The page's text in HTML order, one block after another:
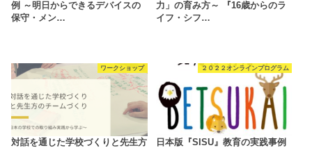
例 ～明日からできるデバイスの
保守・メン…
力」の育み方～ 『16歳からのラ
イフ・シフ…
ワークショップ
対話を通じた学校づくりと先生方
２０２２オンラインプログラム
日本版『SISU』教育の実践事例